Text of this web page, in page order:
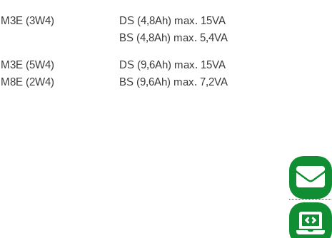
M3E (3W4)
DS (4,8Ah) max. 15VA
BS (4,8Ah) max. 5,4VA
M3E (5W4)
M8E (2W4)
DS (9,6Ah) max. 15VA
BS (9,6Ah) max. 7,2VA